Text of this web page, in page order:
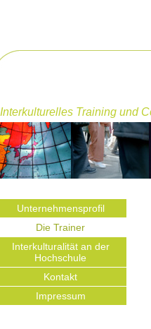
Interkulturelles Training und
Unternehmensprofil
Die Trainer
Interkulturalität an der
Hochschule
Kontakt
Impressum